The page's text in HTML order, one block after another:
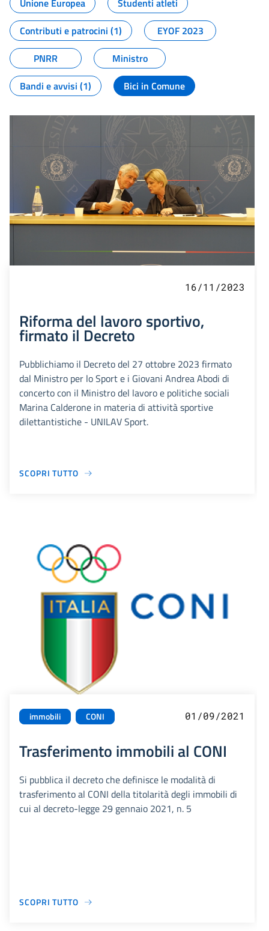
Unione Europea
Studenti atleti
Contributi e patrocini (1)
EYOF 2023
PNRR
Ministro
Bandi e avvisi (1)
Bici in Comune
16/11/2023
Riforma del lavoro sportivo,
firmato il Decreto
Pubblichiamo il Decreto del 27 ottobre 2023 firmato
dal Ministro per lo Sport e i Giovani Andrea Abodi di
concerto con il Ministro del lavoro e politiche sociali
Marina Calderone in materia di attività sportive
dilettantistiche - UNILAV Sport.
SCOPRI TUTTO
immobili CONI 01/09/2021
Trasferimento immobili al CONI
Si pubblica il decreto che definisce le modalità di
trasferimento al CONI della titolarità degli immobili di
cui al decreto-legge 29 gennaio 2021, n. 5
SCOPRI TUTTO